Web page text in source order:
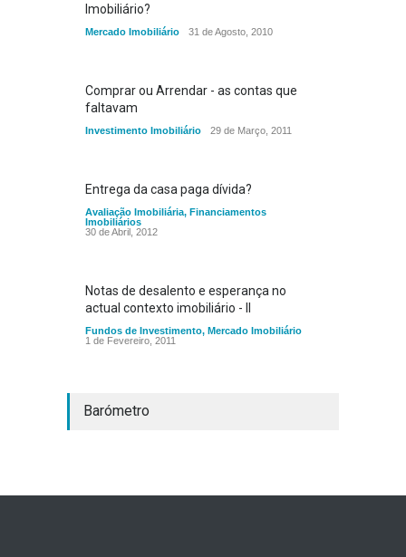
Imobiliário?
Mercado Imobiliário 31 de Agosto, 2010
Comprar ou Arrendar - as contas que
faltavam
Investimento Imobiliário 29 de Março, 2011
Entrega da casa paga dívida?
Avaliação Imobiliária, Financiamentos
Imobiliários
30 de Abril, 2012
Notas de desalento e esperança no
actual contexto imobiliário - II
Fundos de Investimento, Mercado Imobiliário
1 de Fevereiro, 2011
Barómetro